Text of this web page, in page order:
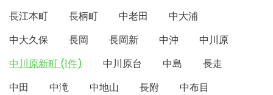
長江本町
長柄町 中老田
中大浦
中大久保
長岡 長岡新 中沖
中川原
中川原新町 (1件)
中川原台 中島
長走
中田
中滝 中地山 長附
中布目